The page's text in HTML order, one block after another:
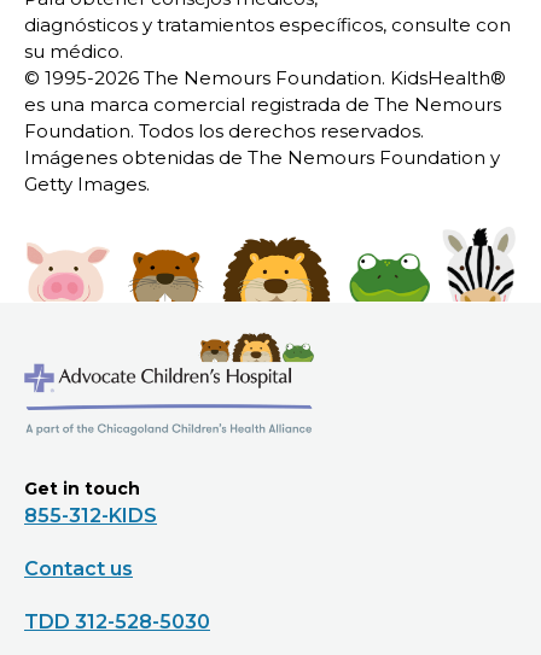
diagnósticos y tratamientos específicos, consulte con
su médico.
© 1995-2026 The Nemours Foundation. KidsHealth®
es una marca comercial registrada de The Nemours
Foundation. Todos los derechos reservados.
Imágenes obtenidas de The Nemours Foundation y
Getty Images.
Get in touch
855-312-KIDS
Contact us
TDD 312-528-5030